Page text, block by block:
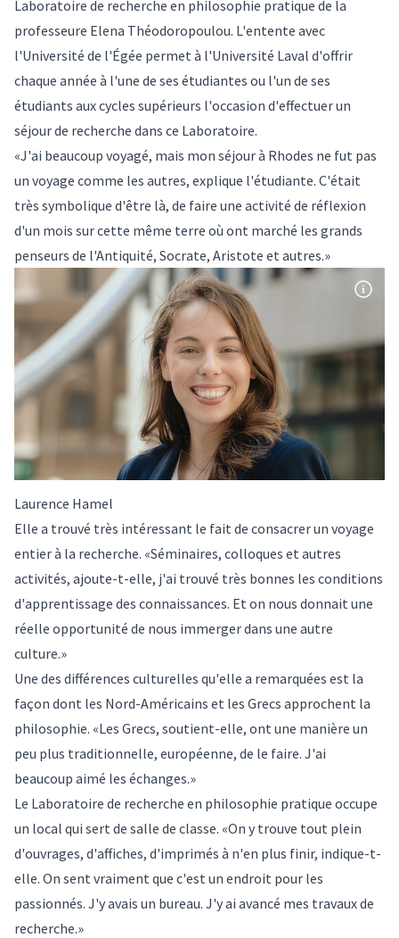
Laboratoire de recherche en philosophie pratique de la
professeure Elena Théodoropoulou. L'entente avec
l'Université de l'Égée permet à l'Université Laval d'offrir
chaque année à l'une de ses étudiantes ou l'un de ses
étudiants aux cycles supérieurs l'occasion d'effectuer un
séjour de recherche dans ce Laboratoire.
«J'ai beaucoup voyagé, mais mon séjour à Rhodes ne fut pas
un voyage comme les autres, explique l'étudiante. C'était
très symbolique d'être là, de faire une activité de réflexion
d'un mois sur cette même terre où ont marché les grands
penseurs de l'Antiquité, Socrate, Aristote et autres.»
Laurence Hamel
Elle a trouvé très intéressant le fait de consacrer un voyage
entier à la recherche. «Séminaires, colloques et autres
activités, ajoute-t-elle, j'ai trouvé très bonnes les conditions
d'apprentissage des connaissances. Et on nous donnait une
réelle opportunité de nous immerger dans une autre
culture.»
Une des différences culturelles qu'elle a remarquées est la
façon dont les Nord-Américains et les Grecs approchent la
philosophie. «Les Grecs, soutient-elle, ont une manière un
peu plus traditionnelle, européenne, de le faire. J'ai
beaucoup aimé les échanges.»
Le Laboratoire de recherche en philosophie pratique occupe
un local qui sert de salle de classe. «On y trouve tout plein
d'ouvrages, d'affiches, d'imprimés à n'en plus finir, indique-t-
elle. On sent vraiment que c'est un endroit pour les
passionnés. J'y avais un bureau. J'y ai avancé mes travaux de
recherche.»